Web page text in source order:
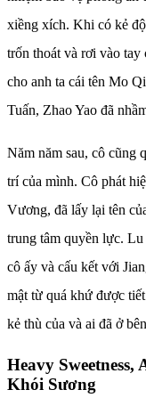
xiềng xích. Khi có kẻ
trốn thoát và rơi vào tay
cho anh ta cái tên Mo
Tuấn, Zhao Yao đã
Năm năm sau, cô cũng
trí của mình. Cô phát
Vương, đã lấy lại tên
trung tâm quyền lực.
cô ấy và cấu kết với
mật từ quá khứ được
kẻ thù của và ai đã ở
Heavy
Khói Sương